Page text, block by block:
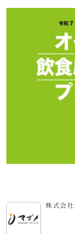
株式会社